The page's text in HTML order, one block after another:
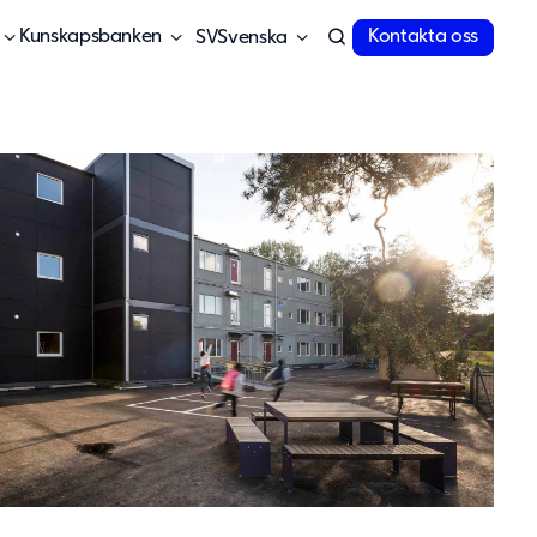
Kunskapsbanken Svenska Kontakta oss